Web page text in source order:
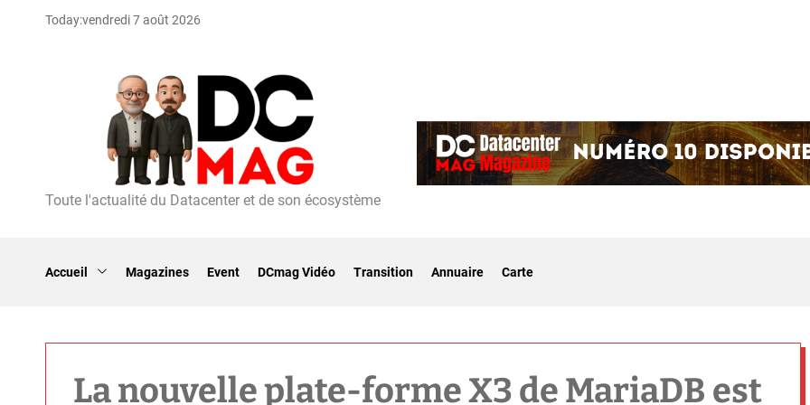
Today:vendredi 7 août 2026
D
Toute l'actualité du Datacenter et de son écosystème
Accueil Magazines Event DCmag Vidéo Transition Annuaire Carte
La nouvelle plate-forme X3 de MariaDB est